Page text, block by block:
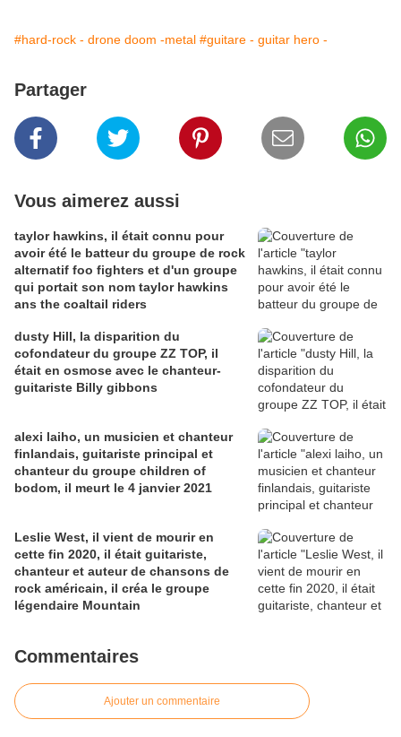
#hard-rock - drone doom -metal #guitare - guitar hero -
Partager
Vous aimerez aussi
taylor hawkins, il était connu pour
avoir été le batteur du groupe de rock
alternatif foo fighters et d'un groupe
qui portait son nom taylor hawkins
ans the coaltail riders
dusty Hill, la disparition du
cofondateur du groupe ZZ TOP, il
était en osmose avec le chanteur-
guitariste Billy gibbons
alexi laiho, un musicien et chanteur
finlandais, guitariste principal et
chanteur du groupe children of
bodom, il meurt le 4 janvier 2021
Leslie West, il vient de mourir en
cette fin 2020, il était guitariste,
chanteur et auteur de chansons de
rock américain, il créa le groupe
légendaire Mountain
Commentaires
Ajouter un commentaire